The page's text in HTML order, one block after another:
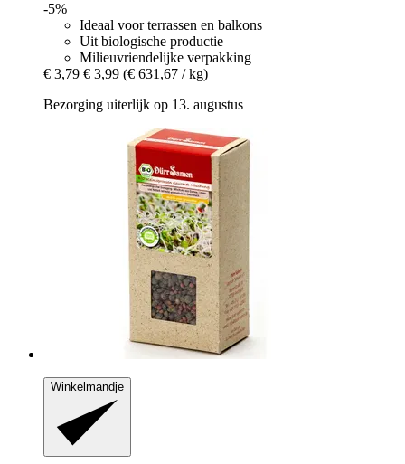
-5%
Ideaal voor terrassen en balkons
Uit biologische productie
Milieuvriendelijke verpakking
€ 3,79 € 3,99 (€ 631,67 / kg)
Bezorging uiterlijk op 13. augustus
Winkelmandje